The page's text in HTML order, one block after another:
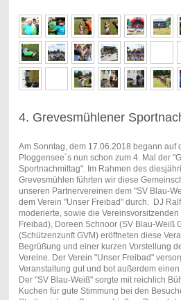
4. Grevesmühlener
Am Sonntag, dem 17.06.2018 begann auf
Ploggensee´s nun schon zum 4. Mal der
Sportnachmittag". Im Rahmen des
Grevesmühlen führten wir diese
unseren Partnervereinen dem "SV Blau-
dem Verein "Unser Freibad" durch. DJ
moderierte, sowie die
Freibad), Doreen Schnoor (SV Blau-Weiß
(Schützenzunft GVM) eröffneten diese
Begrüßung und einer kurzen Vorstellung
Vereine. Der Verein "Unser Freibad"
Veranstaltung gut und bot außerdem
Der "SV Blau-Weiß" sorgte mit reichlich
Kuchen für gute Stimmung bei den